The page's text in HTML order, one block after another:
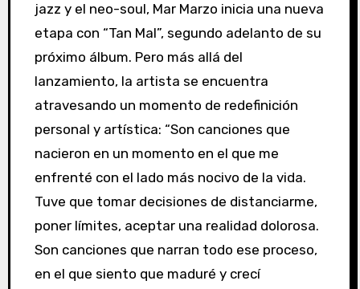
jazz y el neo-soul, Mar Marzo inicia una nueva
etapa con “Tan Mal”, segundo adelanto de su
próximo álbum. Pero más allá del
lanzamiento, la artista se encuentra
atravesando un momento de redefinición
personal y artística: “Son canciones que
nacieron en un momento en el que me
enfrenté con el lado más nocivo de la vida.
Tuve que tomar decisiones de distanciarme,
poner límites, aceptar una realidad dolorosa.
Son canciones que narran todo ese proceso,
en el que siento que maduré y crecí